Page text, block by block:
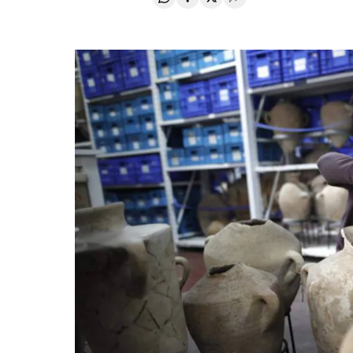
Compartir en Whatsapp
Compartir en Facebook
Compartir en Twitter
Desplegar Redes